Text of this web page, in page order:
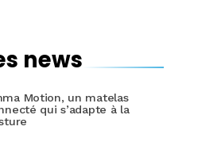
news
Motion, un matelas
qui s’adapte à la